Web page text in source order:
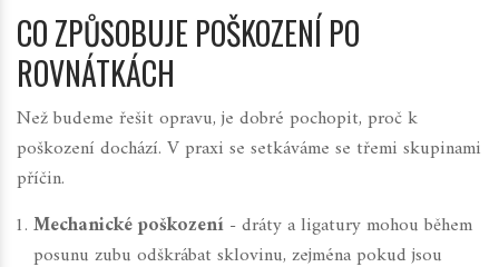
CO ZPŮSOBUJE POŠKOZENÍ PO
ROVNÁTKÁCH
Než budeme řešit opravu, je dobré pochopit, proč k
poškození dochází. V praxi se setkáváme se třemi skupinami
příčin.
Mechanické poškození - dráty a ligatury mohou během
posunu zubu odškrábat sklovinu, zejména pokud jsou